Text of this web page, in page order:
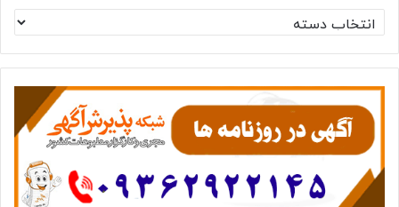
س
ت
ه‌
ه